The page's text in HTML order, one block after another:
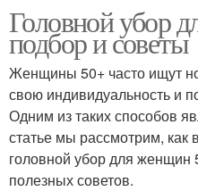
Головной убор
подбор и советы
Женщины 50+ часто ищут
свою индивидуальность и
Одним из таких способов
статье мы рассмотрим,
головной убор для женщин
полезных советов.